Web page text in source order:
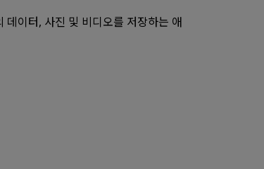
이터, 사진 및 비디오를 저장하는 애